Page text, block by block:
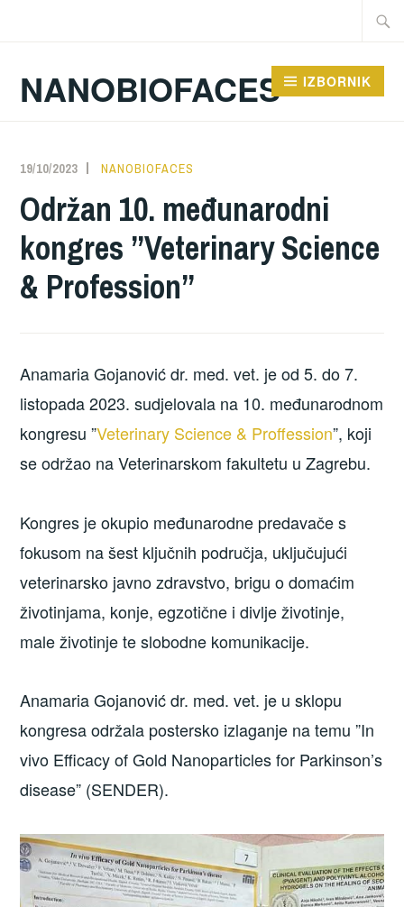
Traži:
NANOBIOFACES IZBORNIK
19/10/2023 NANOBIOFACES
Održan 10. međunarodni
kongres ”Veterinary Science
& Profession”
Anamaria Gojanović dr. med. vet. je od 5. do 7.
listopada 2023. sudjelovala na 10. međunarodnom
kongresu ”Veterinary Science & Proffession”, koji
se održao na Veterinarskom fakultetu u Zagrebu.
Kongres je okupio međunarodne predavače s
fokusom na šest ključnih područja, uključujući
veterinarsko javno zdravstvo, brigu o domaćim
životinjama, konje, egzotične i divlje životinje,
male životinje te slobodne komunikacije.
Anamaria Gojanović dr. med. vet. je u sklopu
kongresa održala postersko izlaganje na temu ”In
vivo Efficacy of Gold Nanoparticles for Parkinson’s
disease” (SENDER).